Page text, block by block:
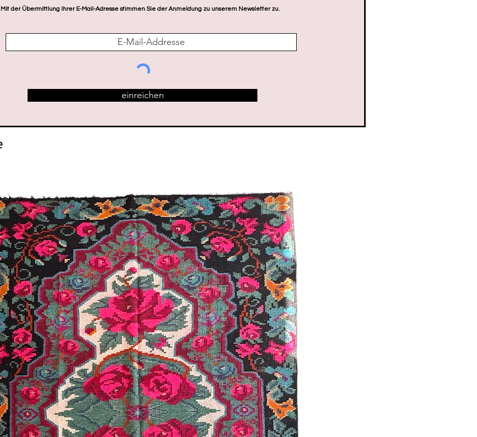
Mit der Übermittlung Ihrer E-Mail-Adresse stimmen Sie der Anmeldung zu unserem Newsletter zu.
einreichen